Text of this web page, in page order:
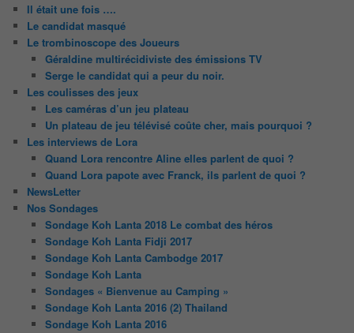
Il était une fois ….
Le candidat masqué
Le trombinoscope des Joueurs
Géraldine multirécidiviste des émissions TV
Serge le candidat qui a peur du noir.
Les coulisses des jeux
Les caméras d’un jeu plateau
Un plateau de jeu télévisé coûte cher, mais pourquoi ?
Les interviews de Lora
Quand Lora rencontre Aline elles parlent de quoi ?
Quand Lora papote avec Franck, ils parlent de quoi ?
NewsLetter
Nos Sondages
Sondage Koh Lanta 2018 Le combat des héros
Sondage Koh Lanta Fidji 2017
Sondage Koh Lanta Cambodge 2017
Sondage Koh Lanta
Sondages « Bienvenue au Camping »
Sondage Koh Lanta 2016 (2) Thailand
Sondage Koh Lanta 2016